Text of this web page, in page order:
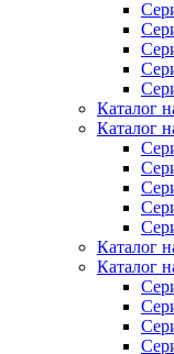
Каталог
Каталог
Каталог
Каталог